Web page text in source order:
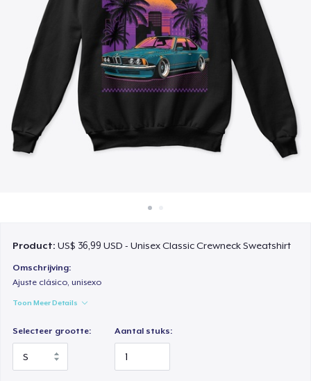
Verkoop overal
Verkoop alles
Product:US$ 36,99 USD - Unisex Classic Crewneck Sweatshirt
Omschrijving:
Ajuste clásico, unisexo
Toon Meer Details
Selecteer grootte: Aantal stuks: